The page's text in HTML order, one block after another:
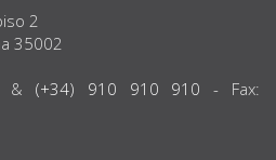
2
35002
& (+34) 910 910 910 - Fax: